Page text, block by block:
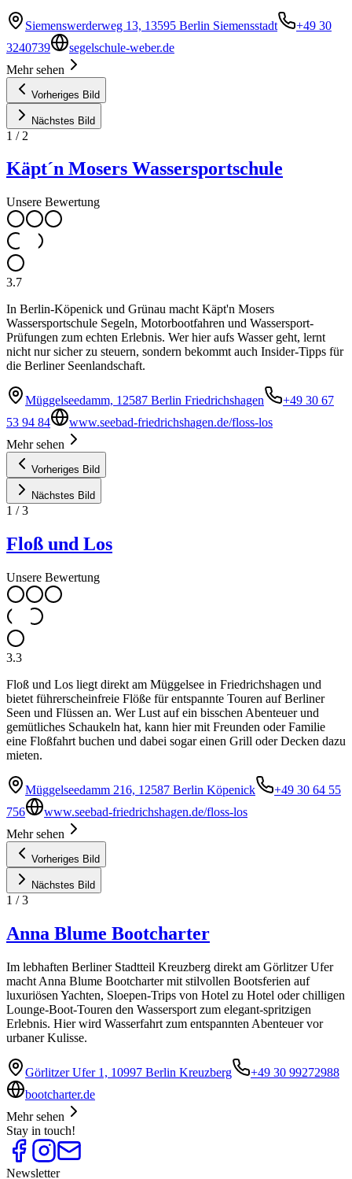
Siemenswerderweg 13, 13595 Berlin Siemensstadt
+49 30
3240739
segelschule-weber.de
Mehr sehen
Vorheriges Bild
Nächstes Bild
1 / 2
Käpt´n Mosers Wassersportschule
Unsere Bewertung
3.7
In Berlin-Köpenick und Grünau macht Käpt'n Mosers
Wassersportschule Segeln, Motorbootfahren und Wassersport-
Prüfungen zum echten Erlebnis. Wer hier aufs Wasser geht, lernt
nicht nur sicher zu steuern, sondern bekommt auch Insider-Tipps für
die Berliner Seenlandschaft.
Müggelseedamm, 12587 Berlin Friedrichshagen
+49 30 67
53 94 84
www.seebad-friedrichshagen.de/floss-los
Mehr sehen
Vorheriges Bild
Nächstes Bild
1 /3
Floß und Los
Unsere Bewertung
3.3
Floß und Los liegt direkt am Müggelsee in Friedrichshagen und
bietet führerscheinfreie Flöße für entspannte Touren auf Berliner
Seen und Flüssen an. Wer Lust auf ein bisschen Abenteuer und
gemütliches Schaukeln hat, kann hier mit Freunden oder Familie
eine Floßfahrt buchen und dabei sogar einen Grill oder Decken dazu
mieten.
Müggelseedamm 216, 12587 Berlin Köpenick
+49 30 64 55
756
www.seebad-friedrichshagen.de/floss-los
Mehr sehen
Vorheriges Bild
Nächstes Bild
1 /3
Anna Blume Bootcharter
Im lebhaften Berliner Stadtteil Kreuzberg direkt am Görlitzer Ufer
macht Anna Blume Bootcharter mit stilvollen Bootsferien auf
luxuriösen Yachten, Sloepen-Trips von Hotel zu Hotel oder chilligen
Lounge-Boot-Touren den Wassersport zum elegant-spritzigen
Erlebnis. Hier wird Wasserfahrt zum entspannten Abenteuer vor
urbaner Kulisse.
Görlitzer Ufer 1, 10997 Berlin Kreuzberg
+49 30 99272988
bootcharter.de
Mehr sehen
Stay in touch!
Newsletter